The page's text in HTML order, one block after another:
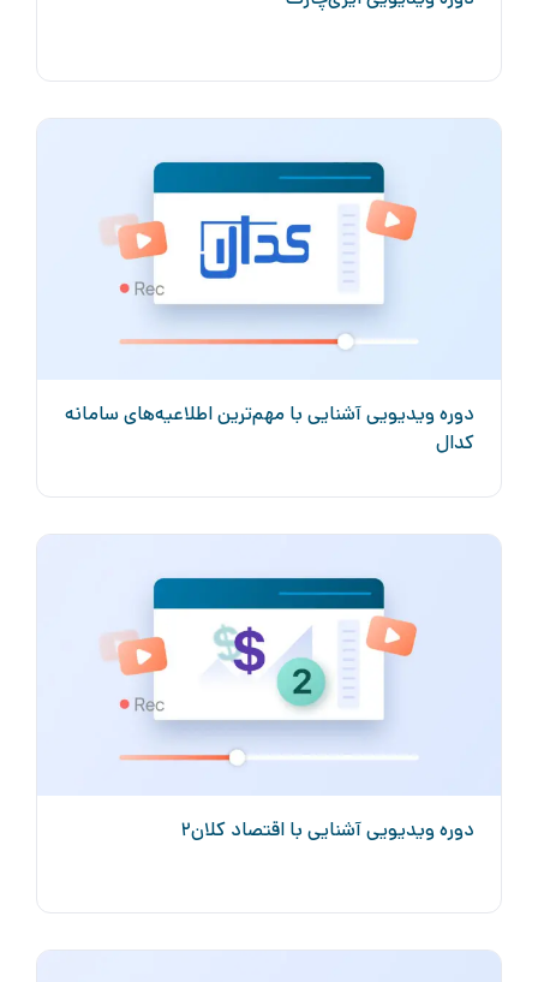
دوره ویدیویی آشنایی با مهم‌ترین اطلاعیه‌های سامانه
کدال
دوره ویدیویی آشنایی با اقتصاد کلان۲